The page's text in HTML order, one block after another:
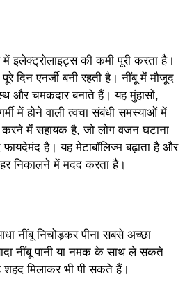
में इलेक्ट्रोलाइट्स की कमी पूरी करता है।
दिन एनर्जी बनी रहती है। नींबू में मौजूद
और चमकदार बनाते हैं। यह मुंहासों,
में होने वाली त्वचा संबंधी समस्याओं में
में सहायक है, जो लोग वजन घटाना
है। यह मेटाबॉलिज्म बढ़ाता है और
निकालने में मदद करता है।
नींबू निचोड़कर पीना सबसे अच्छा
नींबू पानी या नमक के साथ ले सकते
शहद मिलाकर भी पी सकते हैं।